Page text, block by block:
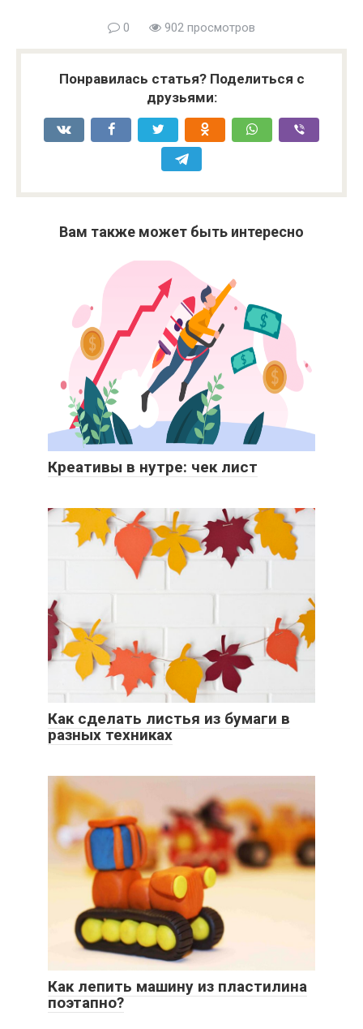
0 902 просмотров
Понравилась статья? Поделиться с
друзьями:
Вам также может быть интересно
Креативы в нутре: чек лист
Как сделать листья из бумаги в
разных техниках
Как лепить машину из пластилина
поэтапно?